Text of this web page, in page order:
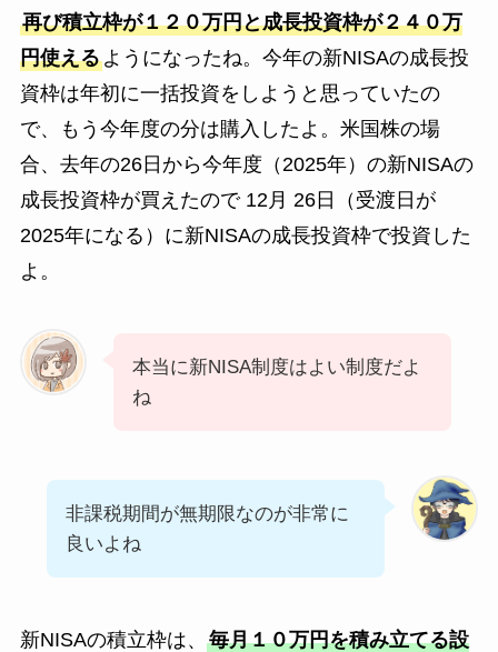
再び積立枠が１２０万円と成長投資枠が２４０万
円使えるようになったね。今年の新NISAの成長投
資枠は年初に一括投資をしようと思っていたの
で、もう今年度の分は購入したよ。米国株の場
合、去年の26日から今年度（2025年）の新NISAの
成長投資枠が買えたので 12月 26日（受渡日が
2025年になる）に新NISAの成長投資枠で投資した
よ。
本当に新NISA制度はよい制度だよ
ね
非課税期間が無期限なのが非常に
良いよね
新NISAの積立枠は、 毎月１０万円を積み立てる設